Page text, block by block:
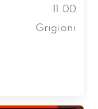
11.00
Grigioni